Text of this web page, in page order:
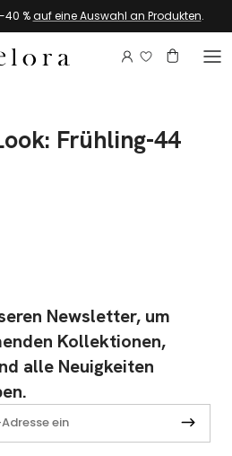
40 %auf eine Auswahl an Produkten.
KontoMelden Sie
Frühling-44
Newsletter, um
Kollektionen,
alle Neuigkeiten